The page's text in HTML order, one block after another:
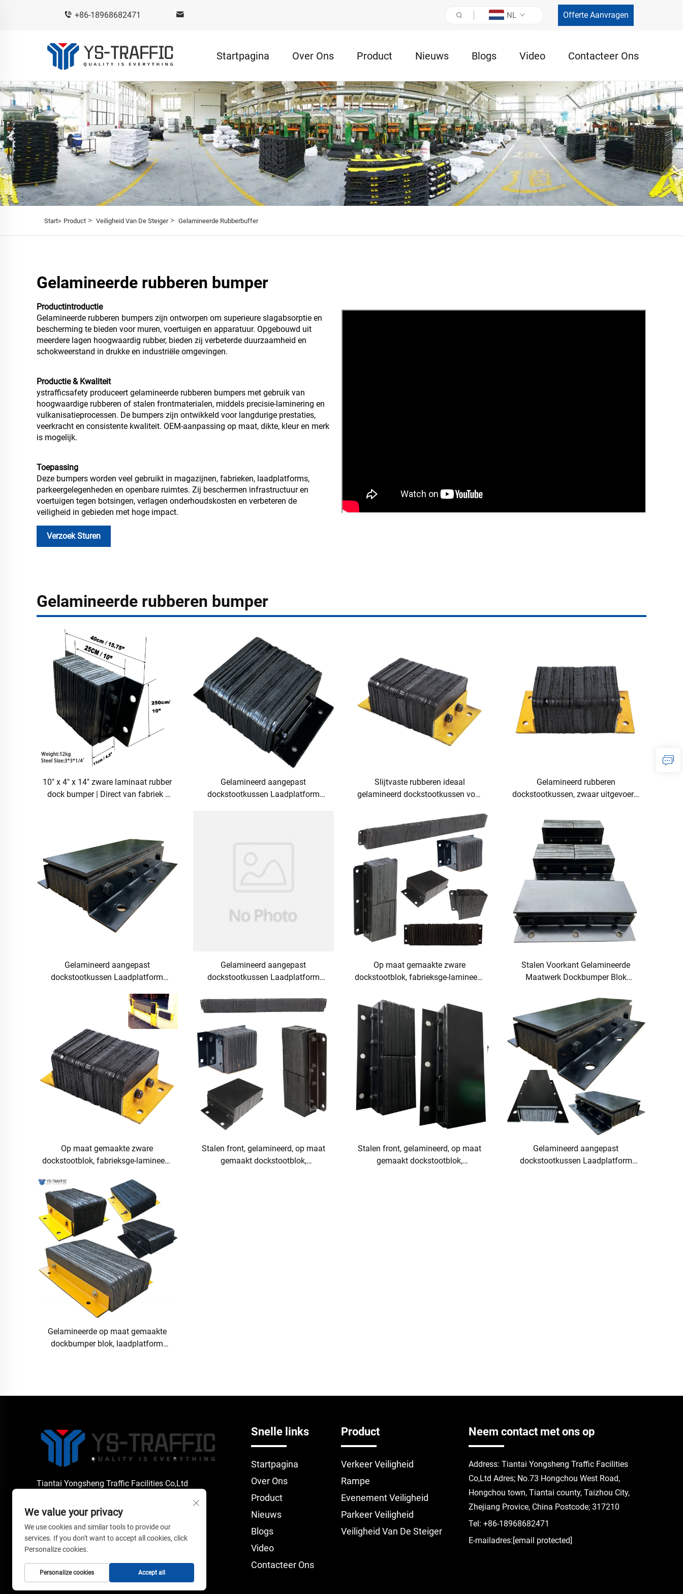
+86-18968682471 NL Offerte Aanvragen
Startpagina Over Ons Product Nieuws Blogs Video Contacteer Ons
Start> Product > Veiligheid Van De Steiger> Gelamineerde Rubberbuffer
Gelamineerde rubberen bumper
Productintroductie
Gelamineerde rubberen bumpers zijn ontworpen om superieure slagabsorptie en
bescherming te bieden voor muren, voertuigen en apparatuur. Opgebouwd uit
meerdere lagen hoogwaardig rubber, bieden zij verbeterde duurzaamheid en
schokweerstand in drukke en industriële omgevingen.
Productie & Kwaliteit
ystrafficsafety produceert gelamineerde rubberen bumpers met gebruik van
hoogwaardige rubberen of stalen frontmaterialen, middels precisie-laminering en
vulkanisatieprocessen. De bumpers zijn ontwikkeld voor langdurige prestaties,
veerkracht en consistente kwaliteit. OEM-aanpassing op maat, dikte, kleur en merk
is mogelijk.
Toepassing
Deze bumpers worden veel gebruikt in magazijnen, fabrieken, laadplatforms,
parkeergelegenheden en openbare ruimtes. Zij beschermen infrastructuur en
voertuigen tegen botsingen, verlagen onderhoudskosten en verbeteren de
veiligheid in gebieden met hoge impact.
Verzoek Sturen
Gelamineerde rubberen bumper
10" x 4" x 14" zware laminaat rubber
dock bumper | Direct van fabriek |
Gelamineerd aangepast
dockstootkussen Laadplatform
Slijtvaste rubberen ideaal
gelamineerd dockstootkussen voor
Gelamineerd rubberen
dockstootkussen, zwaar uitgevoerd,
Gelamineerd aangepast
dockstootkussen Laadplatform
voor muurbescherming
Gelamineerd aangepast
dockstootkussen Laadplatform
voor muurbescherming
Op maat gemaakte zware
dockstootblok, fabrieksge-lamineerd
Stalen Voorkant Gelamineerde
Maatwerk Dockbumper Blok
Fender Alles Zwart
Op maat gemaakte zware
dockstootblok, fabrieksge-lamineerd
Stalen front, gelamineerd, op maat
gemaakt dockstootblok,
Stalen front, gelamineerd, op maat
gemaakt dockstootblok,
Gelamineerd aangepast
dockstootkussen Laadplatform
Gelamineerde op maat gemaakte
dockbumper blok, laadplatform
Tiantai Yongsheng Traffic Facilities Co,Ltd
Copyright © 2026 Tiantai Yongsheng Traffic
Facilities Co,Ltd. Alle rechten voorbehouden. --
Privacybeleid
Snelle links
Startpagina
Over Ons
Product
Nieuws
Blogs
Video
Contacteer Ons
Product
Verkeer Veiligheid
Rampe
Evenement Veiligheid
Parkeer Veiligheid
Veiligheid Van De Steiger
Neem contact met ons op
Address: Tiantai Yongsheng Traffic Facilities
Co,Ltd Adres; No.73 Hongchou West Road,
Hongchou town, Tiantai county, Taizhou City,
Zhejiang Provice, China Postcode; 317210
Tel: +86-18968682471
E-mailadres:[email protected]
We value your privacy
We use cookies and similar tools to provide our
services. If you don't want to accept all cookies, click
Personalize cookies.
Personalize cookies Accept all